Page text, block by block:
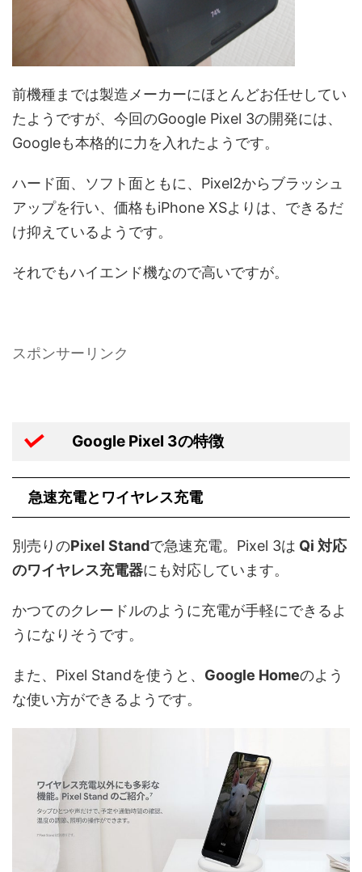
前機種までは製造メーカーにほとんどお任せしてい
たようですが、今回のGoogle Pixel 3の開発には、
Googleも本格的に力を入れたようです。
ハード面、ソフト面ともに、Pixel2からブラッシュ
アップを行い、価格もiPhone XSよりは、できるだ
け抑えているようです。
それでもハイエンド機なので高いですが。
スポンサーリンク
Google Pixel 3の特徴
急速充電とワイヤレス充電
別売りのPixel Standで急速充電。 Pixel 3は Qi 対応
のワイヤレス充電器にも対応しています。
かつてのクレードルのように充電が手軽にできるよ
うになりそうです。
また、 Pixel Standを使うと、 Google Homeのよう
な使い方ができるようです。